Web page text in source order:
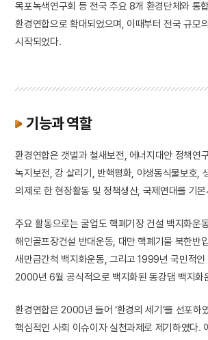
목포녹색연구회 등 전국 주요 8개 환경단체와 통
환경연합으로 확대되었으며, 이때부터 전국 규모
시작되었다.
기능과 역할
환경연합은 갯벌과 철새보전, 에너지대안 정책연
녹지보전, 강 살리기, 반핵평화, 야생동식물보호,
의제로 한 현장활동 및 정책생산, 국제연대를 기
주요 활동으로는 굴업도 핵폐기장 건설 백지화운
해인골프장건설 반대운동, 대만 핵폐기물 북한반
새만금간척 백지화운동, 그리고 1999년 국민적인
2000년 6월 공식적으로 백지화된 동강댐 백지화
환경연합은 2000년 들어 ‘환경의 세기’를 선포하
핵심적인 사회 이슈이자 실천과제로 제기하였다.